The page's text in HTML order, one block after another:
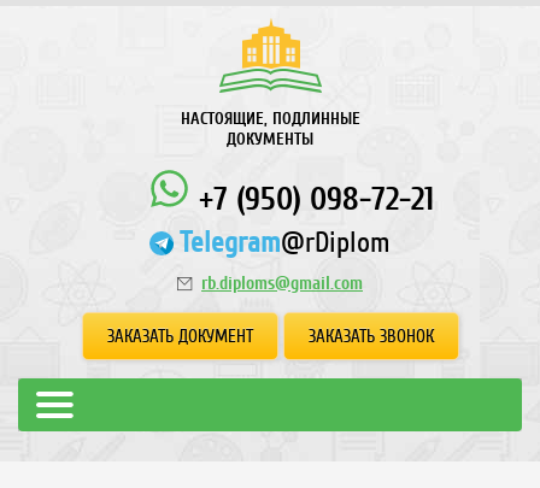
НАСТОЯЩИЕ, ПОДЛИННЫЕ
ДОКУМЕНТЫ
+7 (950) 098-72-21
Telegram@rDiplom
rb.diploms@gmail.com
ЗАКАЗАТЬ ДОКУМЕНТ ЗАКАЗАТЬ ЗВОНОК